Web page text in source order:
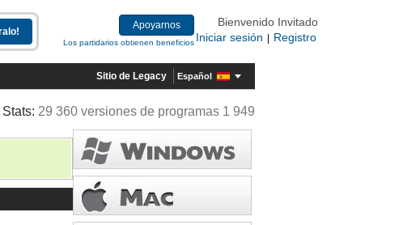
Apoyarnos
Los partidarios obtienen beneficios
Bienvenido Invitado
Iniciar sesión
Registro
Sitio de Legacy Español
Stats: 29 360 versiones de programas 1 949